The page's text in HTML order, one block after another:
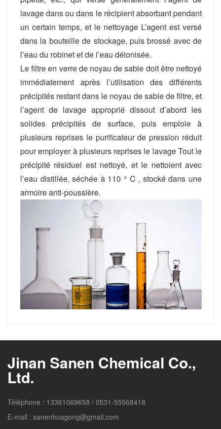
lavage dans ou dans le récipient absorbant pendant
un certain temps, et le nettoyage L’agent est versé
dans la bouteille de stockage, puis brossé avec de
l’eau du robinet et de l’eau déionisée.
Le filtre en verre de noyau de sable doit être nettoyé
immédiatement après l’utilisation des différents
précipités restant dans le noyau de sable de filtre, et
l’agent de lavage approprié dissout d’abord les
solides précipités de surface, puis emploie à
plusieurs reprises le purificateur de pression réduit
pour employer à plusieurs reprises le lavage Tout le
précipité résiduel est nettoyé, et le nettoient avec
l’eau distillée, séchée à 110 ° C , stocké dans une
armoire anti-poussière.
Jinan Sanen Chemical Co.,
Ltd.
Téléphone : 13361069658 / 0531-55568418
E-mail : sanenhuagong@gmail.com